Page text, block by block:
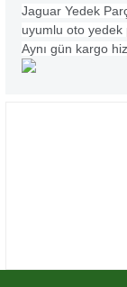
Jaguar Yedek
uyumlu oto yedek
Aynı gün kargo